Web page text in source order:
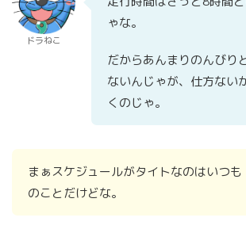
ドラねこ
ゃな。
だからあんまりのんびり
ないんじゃが、仕方ない
くのじゃ。
まぁスケジュールがタイトなのはいつも
のことだけどな。